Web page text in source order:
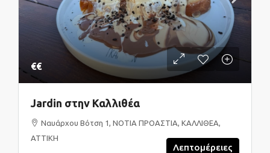
€€
Jardin στην Καλλιθέα
Ναυάρχου Βότση 1, ΝΟΤΙΑ ΠΡΟΑΣΤΙΑ, ΚΑΛΛΙΘΕΑ,
ΑΤΤΙΚΗ
Λεπτομέρειες